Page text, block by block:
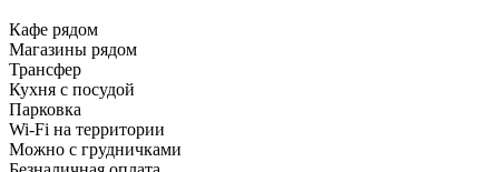
Кафе рядом
Магазины рядом
Трансфер
Кухня с посудой
Парковка
Wi-Fi на территории
Можно с грудничками